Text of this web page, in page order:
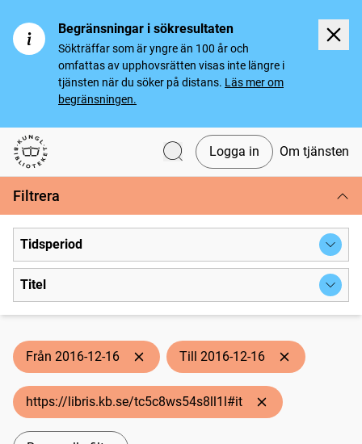
Begränsningar i sökresultaten
Sökträffar som är yngre än 100 år och
omfattas av upphovsrätten visas inte längre i
tjänsten när du söker på distans. Läs mer om
begränsningen.
Svenska tidningar
Logga in Om tjänsten
Filtrera
Tidsperiod
Titel
Från 2016-12-16 Till 2016-12-16
https://libris.kb.se/tc5c8ws54s8ll1l#it